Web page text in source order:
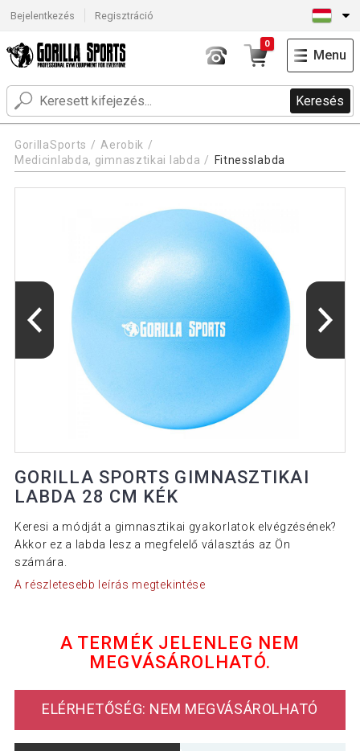
Bejelentkezés Regisztráció
Keresés
0
Menu
GorillaSports
Aerobik
Medicinlabda, gimnasztikai labda
Fitnesslabda
GORILLA SPORTS GIMNASZTIKAI
LABDA 28 CM KÉK
Keresi a módját a gimnasztikai gyakorlatok elvégzésének?
Akkor ez a labda lesz a megfelelő választás az Ön
számára.
A részletesebb leírás megtekintése
A TERMÉK JELENLEG NEM
MEGVÁSÁROLHATÓ.
ELÉRHETŐSÉG: NEM MEGVÁSÁROLHATÓ